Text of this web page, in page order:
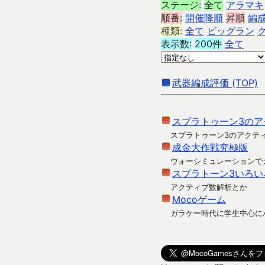
ステージ: 全て アラマキ
順番: 開催降順 昇順 編
種類: 全て ビッグラン
表示数: 200件 全て
武器編成評価 (TOP)
スプラトゥーン3の
スプラトゥーン3のアクテ
成金大作戦究極版
ウォーシミュレーション
スプラトーン3いろ
アクティブ数解析とか
Mocoゲーム
ガラケー時代に学生中心